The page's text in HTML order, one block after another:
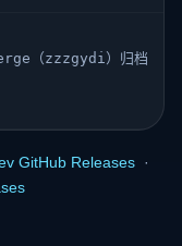
（zzzgydi）归档
GitHub Releases ·